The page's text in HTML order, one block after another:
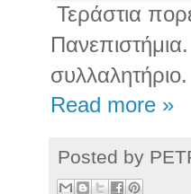
Τεράστια
συλλαλητήριο.
Read more »
Posted by